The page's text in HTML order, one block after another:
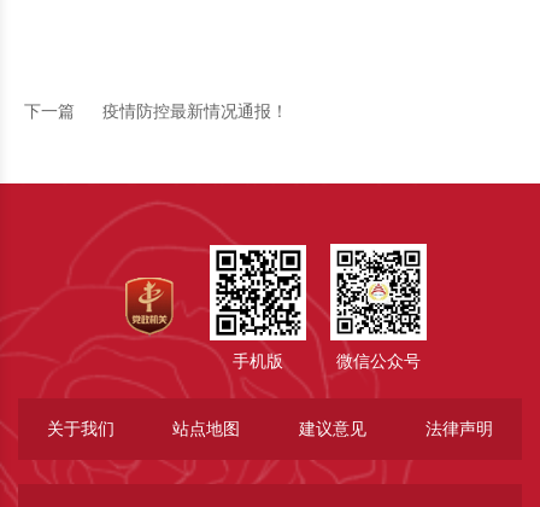
下一篇 疫情防控最新情况通报！
手机版 微信公众号
关于我们 站点地图 建议意见 法律声明